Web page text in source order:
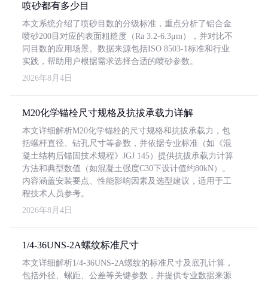
喷砂都有多少目
本文系统介绍了喷砂目数的分级标准，重点分析了铝合金
喷砂200目对应的表面粗糙度（Ra 3.2-6.3μm），并对比不
同目数的应用场景。数据来源包括ISO 8503-1标准和行业
实践，帮助用户根据需求选择合适的喷砂参数。
2026年8月4日
M20化学锚栓尺寸规格及抗拔承载力详解
本文详细解析M20化学锚栓的尺寸规格和抗拔承载力，包
括螺杆直径、钻孔尺寸等参数，并依据专业标准（如《混
凝土结构后锚固技术规程》JGJ 145）提供抗拔承载力计算
方法和典型数值（如混凝土强度C30下设计值约80kN）。
内容涵盖安装要点、性能影响因素及选型建议，适用于工
程技术人员参考。
2026年8月4日
1/4-36UNS-2A螺纹标准尺寸
本文详细解析1/4-36UNS-2A螺纹的标准尺寸及底孔计算，
包括外径、螺距、公差等关键参数，并提供专业数据来源